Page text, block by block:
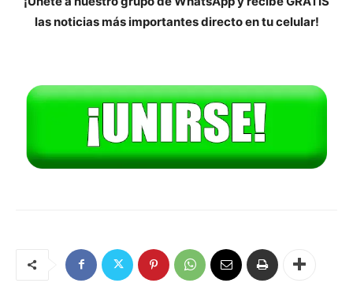
las noticias más importantes directo en tu celular!